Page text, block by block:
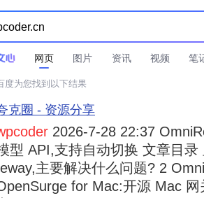
网页 图片 资讯 视频 笔
间不限  所有网页和文件  站点内检索 
度为您找到以下结果
克圈 - 资源分享
2026-7-28 22:37
型 API,支持自动切换 文章目
主要解决什么问题? 2
for Mac:开源 Mac